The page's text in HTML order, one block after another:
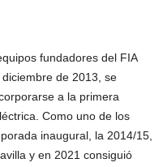
fundadores del FIA
de 2013, se
a la primera
Como uno de los
inaugural, la 2014/15,
y en 2021 consiguió